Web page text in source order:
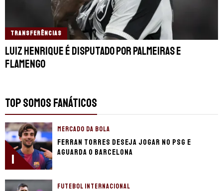
TRANSFERÊNCIAS
Luiz Henrique é disputado por Palmeiras e
Flamengo
TOP SOMOS FANÁTICOS
1
MERCADO DA BOLA
Ferran Torres deseja jogar no PSG e
aguarda o Barcelona
FUTEBOL INTERNACIONAL